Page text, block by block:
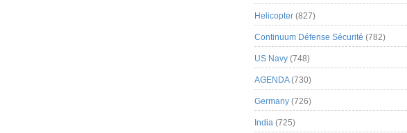
Helicopter (827)
Continuum Défense Sécurité (782)
US Navy (748)
AGENDA(730)
Germany (726)
India (725)